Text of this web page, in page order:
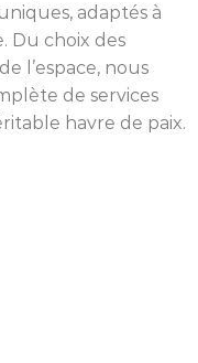
adaptés à
Du choix des
l’espace, nous
de services
havre de paix.